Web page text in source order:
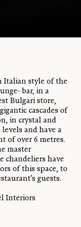
Italian style of the
bar, in a
Bulgari store,
cascades of
in crystal and
and have a
of over 6 metres.
master
chandeliers have
of this space, to
guests.
Interiors